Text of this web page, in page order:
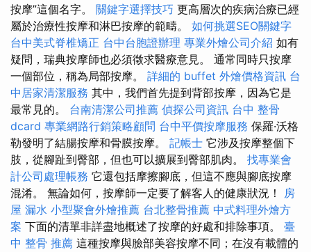
按摩”這個名字。 關鍵字選擇技巧 更高層次的疾病治療已經
屬於治療性按摩和淋巴按摩的範疇。 如何挑選SEO關鍵字
台中美式脊椎矯正 台中台胞證辦理 專業外燴公司介紹 如有
疑問，瑞典按摩師也必須徵求醫療意見。 通常同時只按摩
一個部位，稱為局部按摩。 詳細的 buffet 外燴價格資訊 台
中居家清潔服務 其中，我們首先提到背部按摩，因為它是
最常見的。 台南清潔公司推薦 偵探公司資訊 台中 整骨
dcard 專業網路行銷策略顧問 台中平價按摩服務 保羅·沃格
勒發明了結腸按摩和骨膜按摩。 記帳士 它涉及按摩整個下
肢，從腳趾到臀部，但也可以擴展到臀部肌肉。 找專業會
計公司處理帳務 它還包括摩擦腳底，但這不應與腳底按摩
混淆。 無論如何，按摩師一定要了解客人的健康狀況！ 房
屋 漏水 小型聚會外燴推薦 台北整骨推薦 中式料理外燴方
案 下面的清單非詳盡地概述了按摩的好處和排除事項。 臺
中 整骨 推薦 這種按摩與臉部美容按摩不同；在沒有載體的